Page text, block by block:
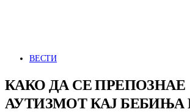
ВЕСТИ
КАКО ДА СЕ ПРЕПОЗНАЕ
АУТИЗМОТ КАЈ